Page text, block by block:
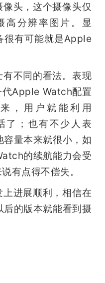
头，这个摄像头仅
高分辨率图片。显
很有可能就是Apple
不同的看法。表现
代Apple Watch配置
，用户就能利用
了；也有不少人表
量本来就很小，如
的续航能力会受
有点得不偿失。
进展顺利，相信在
的版本就能看到摄